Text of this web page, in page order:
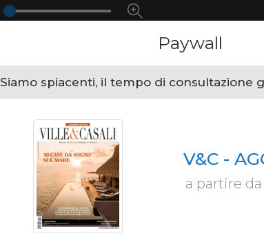
Paywall
Siamo spiacenti, il tempo di consultazione
V&C -
a partire